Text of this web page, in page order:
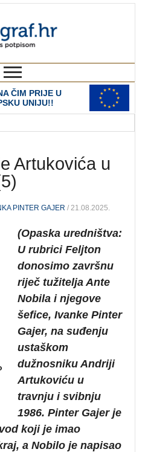
ČIM PRIJE U
UNIJU!!
Artukovića u
PINTER GAJER / 21.08.2025.
(Opaska uredništva:
UrubriciFeljton
donosimo završnu
riječ tužitelja Ante
Nobila injegove
šefice, Ivanke Pinter
Gajer, na suđenju
ustaškom
dužnosniku Andriji
Artukoviću u
travnju isvibnju
1986. PinterGajerje
kojije imao
, a Nobilo je napisao